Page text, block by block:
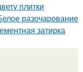
плитки
разочарование
затирка